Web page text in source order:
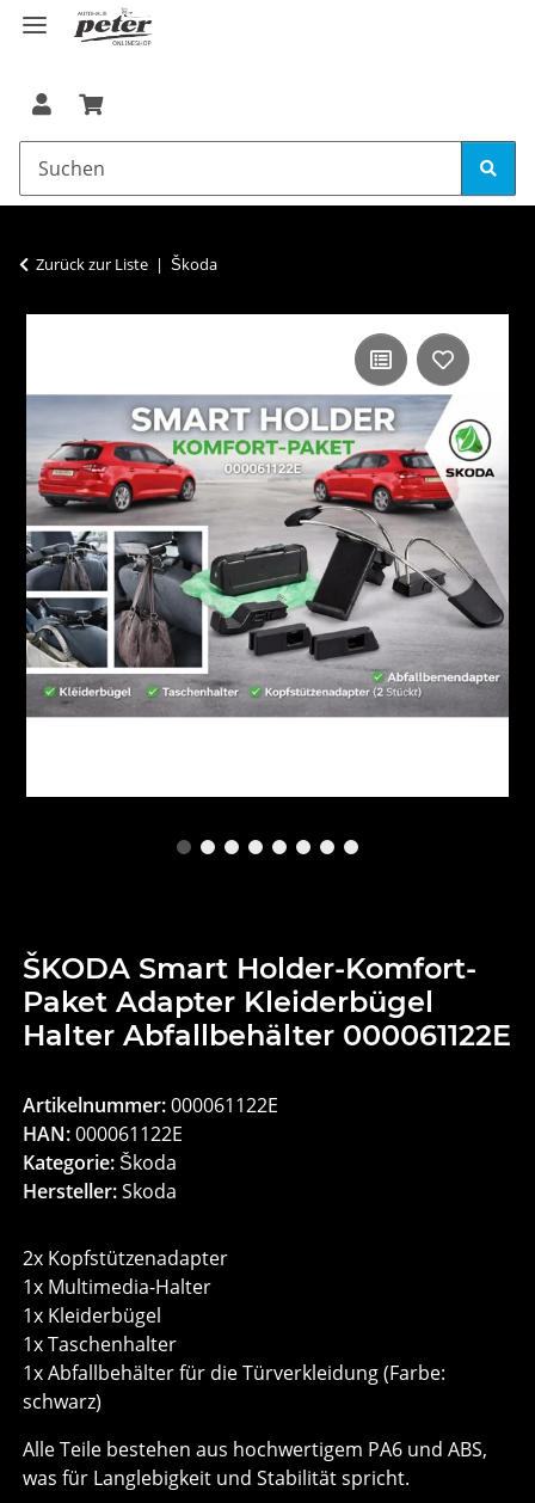
Zurück zur Liste Škoda
ŠKODA Smart Holder-Komfort-
Paket Adapter Kleiderbügel
Halter Abfallbehälter 000061122E
Artikelnummer:000061122E
HAN:000061122E
Kategorie: Škoda
Hersteller:Skoda
2x Kopfstützenadapter
1x Multimedia-Halter
1x Kleiderbügel
1x Taschenhalter
1x Abfallbehälter für die Türverkleidung (Farbe:
schwarz)
Alle Teile bestehen aus hochwertigem PA6 und ABS,
was für Langlebigkeit und Stabilität spricht.